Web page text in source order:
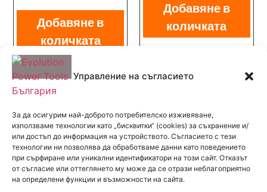
Управление на съгласието
За да осигурим най-доброто потребителско изживяване,
използваме технологии като „бисквитки“ (cookies) за съхранение и/
или достъп до информация на устройството. Съгласието с тези
технологии ни позволява да обработваме данни като поведението
при сърфиране или уникални идентификатори на този сайт. Отказът
от съгласие или оттеглянето му може да се отрази неблагоприятно
на определени функции и възможности на сайта.
Добавяне в
количката
Добавяне в
количката
РАБОТНО ВРЕМЕ
Понеделник - Петък:
08:30 - 17:00